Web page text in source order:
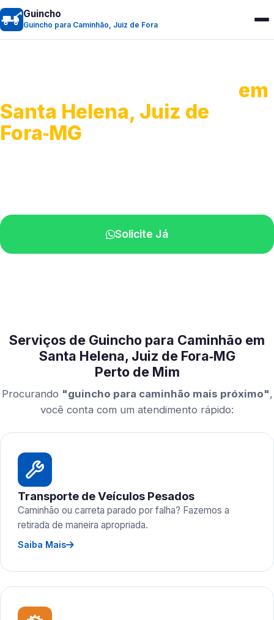
Guincho
Guincho para Caminhão, Juiz de Fora
em
Santa Helena, Juiz de
Fora‑MG
Solicite Já
Serviços de Guincho para Caminhão em
Santa Helena, Juiz de Fora‑MG
Perto de Mim
Procurando "guincho para caminhão mais próximo",
você conta com um atendimento rápido:
Transporte de Veículos Pesados
Caminhão ou carreta parado por falha? Fazemos a
retirada de maneira apropriada.
Saiba Mais